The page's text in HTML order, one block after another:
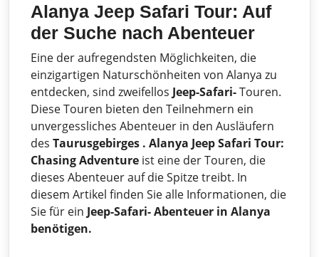
Alanya Jeep Safari Tour: Auf
der Suche nach Abenteuer
Eine der aufregendsten Möglichkeiten, die
einzigartigen Naturschönheiten von Alanya zu
entdecken, sind zweifellos Jeep-Safari-Touren.
Diese Touren bieten den Teilnehmern ein
unvergessliches Abenteuer in den Ausläufern
des Taurusgebirges . Alanya Jeep Safari Tour:
Chasing Adventure ist eine der Touren, die
dieses Abenteuer auf die Spitze treibt. In
diesem Artikel finden Sie alle Informationen, die
Sie für ein Jeep-Safari- Abenteuer in Alanya
benötigen.